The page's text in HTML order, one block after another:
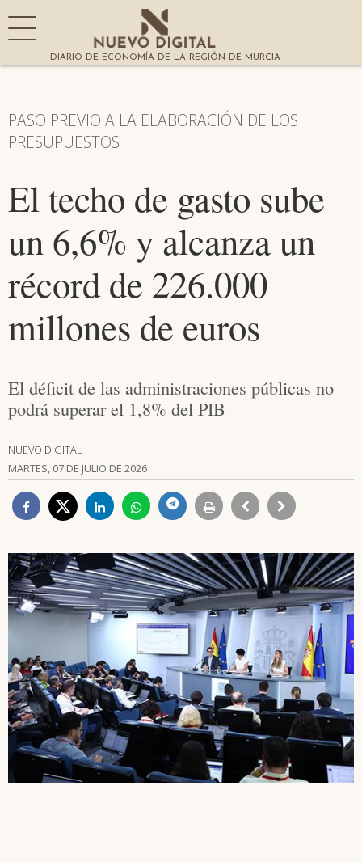
DIARIO DE ECONOMÍA DE LA REGIÓN DE MURCIA
PASO PREVIO A LA ELABORACIÓN DE LOS
PRESUPUESTOS
El techo de gasto sube
un 6,6% y alcanza un
récord de 226.000
millones de euros
El déficit de las administraciones públicas no
podrá superar el 1,8% del PIB
NUEVO DIGITAL
MARTES, 07 DE JULIO DE 2026